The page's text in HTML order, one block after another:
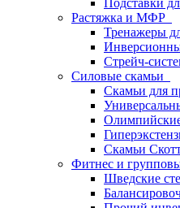
Подставки
Растяжка и МФР
Тренажеры
Стрейч-
Силовые скамьи
Скамьи для
Скамьи
Фитнес и
Шведские